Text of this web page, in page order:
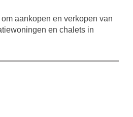
aankopen en verkopen van
en chalets in